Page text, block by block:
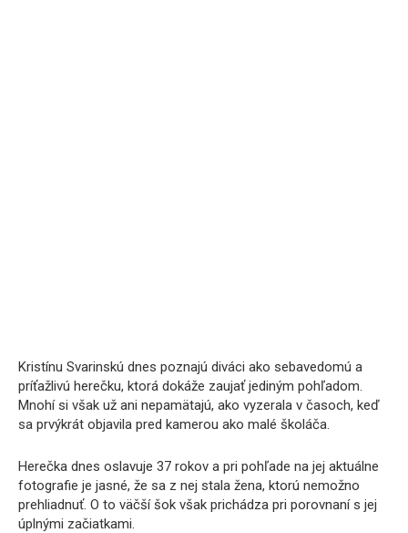
Kristínu Svarinskú dnes poznajú diváci ako sebavedomú a
príťažlivú herečku, ktorá dokáže zaujať jediným pohľadom.
Mnohí si však už ani nepamätajú, ako vyzerala v časoch, keď
sa prvýkrát objavila pred kamerou ako malé školáča.
Herečka dnes oslavuje 37 rokov a pri pohľade na jej aktuálne
fotografie je jasné, že sa z nej stala žena, ktorú nemožno
prehliadnuť. O to väčší šok však prichádza pri porovnaní s jej
úplnými začiatkami.